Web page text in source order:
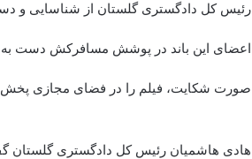
رئیس کل دادگستری گلستان از شناسایی و
اعضای این باند در پوشش مسافرکش دست به
صورت شکایت، فیلم را در فضای مجازی پخش
هادی هاشمیان رئیس کل دادگستری گلستان